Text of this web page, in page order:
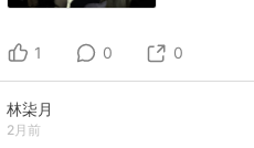
1 0 0
林柒月
2月前